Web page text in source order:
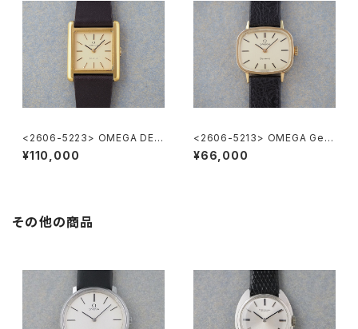
<2606-5223> OMEGA DE V
ILLE
¥110,000
<2606-5213> OMEGA Gen
eve
¥66,000
その他の商品